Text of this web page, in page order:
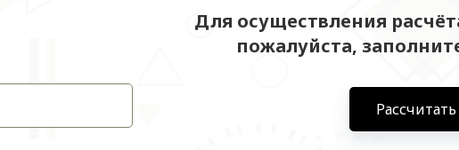
Для осуществления
пожалуйста,
Рассчитать